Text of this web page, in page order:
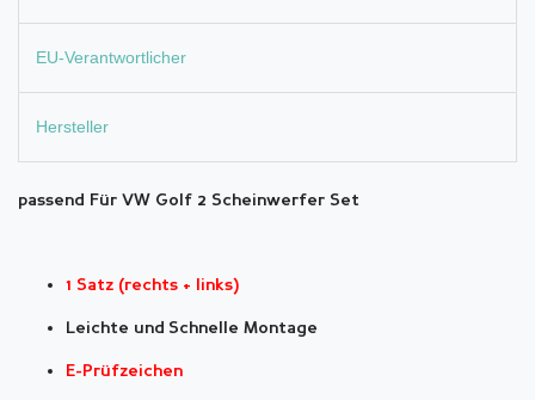
EU-Verantwortlicher
Hersteller
passend Für VW Golf 2 Scheinwerfer Set
1 Satz (rechts + links)
Leichte und Schnelle Montage
E-Prüfzeichen